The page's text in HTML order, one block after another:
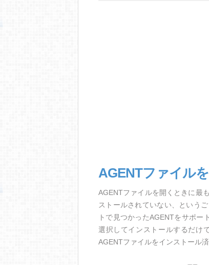
AGENTファイル
AGENTファイルを開くときに最
ストールされていない、という
トで見つかったAGENTをサポ
選択してインストールするだけ
AGENTファイルをインストール